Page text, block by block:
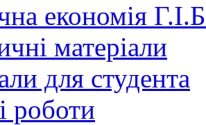
економія
матеріали
для студента
роботи